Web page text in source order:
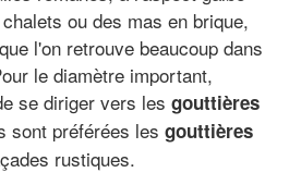
ou des mas en brique,
l'on retrouve beaucoup dans
le diamètre important,
se diriger vers les gouttières
sont préférées les gouttières
rustiques.